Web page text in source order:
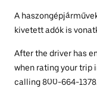
A
kivetett adók is
After the driver has
when rating your trip
calling 800-664-1378.